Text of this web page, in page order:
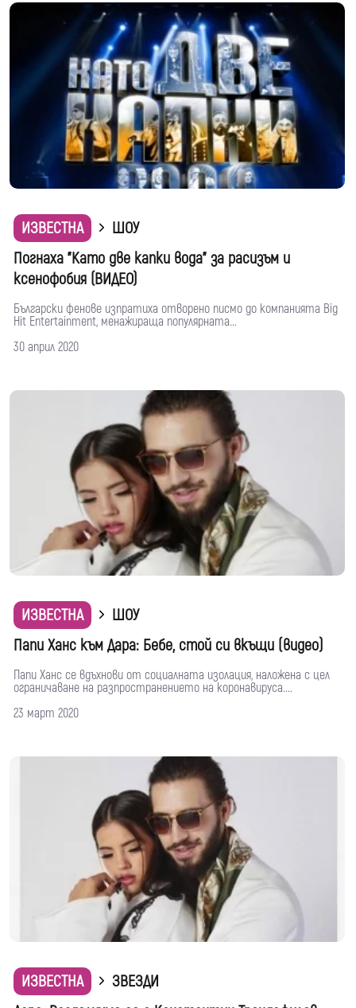
ИЗВЕСТНА
ШОУ
Погнаха "Като две капки вода" за расизъм и
ксенофобия (ВИДЕО)
Български фенове изпратиха отворено писмо до компанията Big
Hit Entertainment, менажираща популярната...
30 април 2020
ИЗВЕСТНА
ШОУ
Папи Ханс към Дара: Бебе, стой си вкъщи (видео)
Папи Ханс се вдъхнови от социалната изолация, наложена с цел
ограничаване на разпространението на коронавируса....
23 март 2020
ИЗВЕСТНА
ЗВЕЗДИ